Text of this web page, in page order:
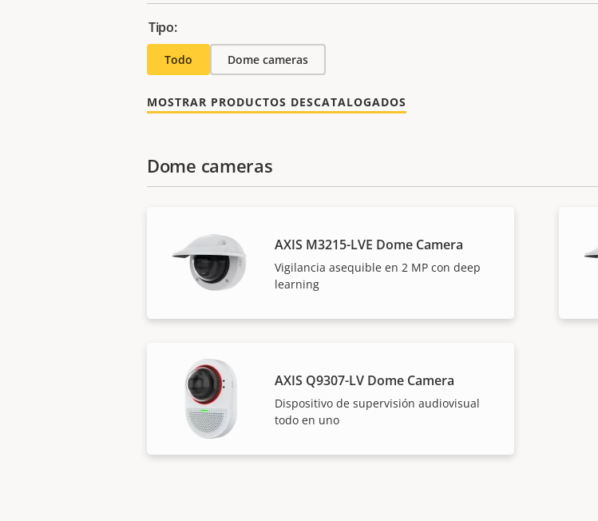
Tipo:
Todo Dome cameras
MOSTRAR PRODUCTOS DESCATALOGADOS
Dome cameras
AXIS M3215-LVE Dome Camera
Vigilancia asequible en 2 MP con deep
learning
AXIS Q9307-LV Dome Camera
Dispositivo de supervisión audiovisual
todo en uno